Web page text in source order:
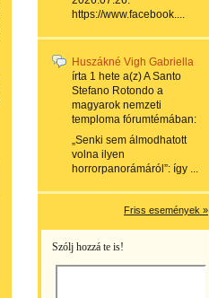
https://www.facebook....
Huszákné Vigh Gabriella
írta 1 hete a(z)A Santo
Stefano Rotondo a
magyarok nemzeti
temploma fórumtémában:
„Senki sem álmodhatott
volna ilyen
horrorpanorámáról”: így ...
Friss események »
Szólj hozzá te is!